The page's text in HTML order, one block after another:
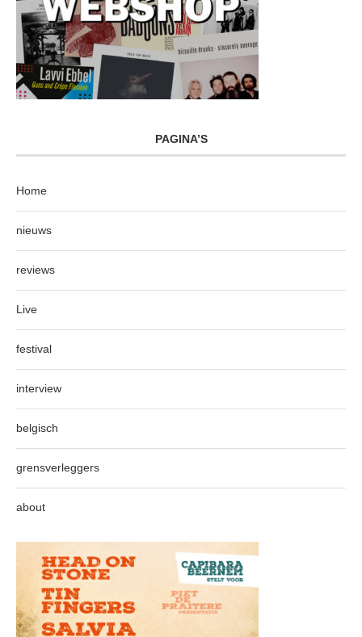
PAGINA’S
Home
nieuws
reviews
Live
festival
interview
belgisch
grensverleggers
about